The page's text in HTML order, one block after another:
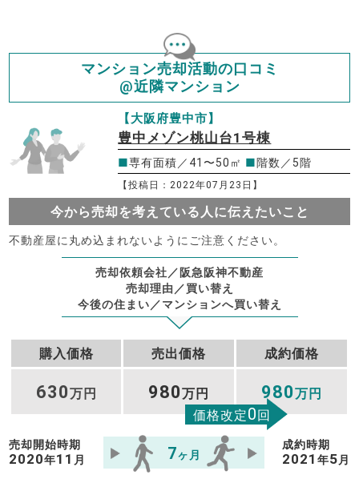
マンション売却活動の口コミ
@近隣マンション
【大阪府豊中市】
豊中メゾン桃山台1号棟
■専有面積／41〜50㎡ ■階数／5階
【投稿日：2022年07月23日】
今から売却を考えている人に伝えたいこと
不動産屋に丸め込まれないようにご注意ください。
売却依頼会社／阪急阪神不動産
売却理由／買い替え
今後の住まい／マンションへ買い替え
購入価格 売出価格 成約価格
630万円 980万円 980万円
価格改定0回
売却開始時期
2020年11 月 7ヶ月
成約時期
2021 年5 月